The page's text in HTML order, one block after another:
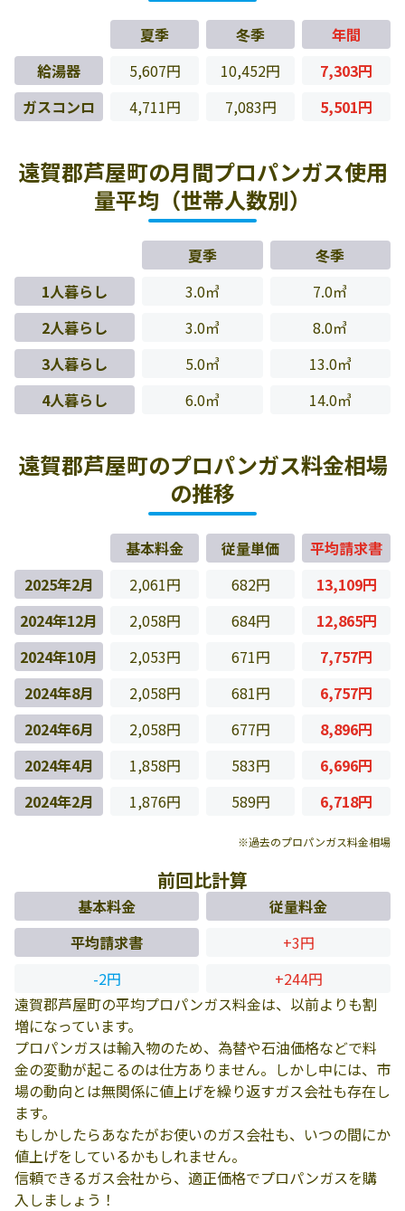
夏季 冬季
年間
給湯器
5,607円 10,452円
7,303円
ガスコンロ
4,711円 7,083円 5,501円
遠賀郡芦屋町の月間プロパンガス使用
量平均（世帯人数別）
夏季
冬季
1人暮らし
3.0㎥
7.0㎥
2人暮らし
3.0㎥
8.0㎥
3人暮らし
5.0㎥
13.0㎥
4人暮らし
6.0㎥ 14.0㎥
遠賀郡芦屋町のプロパンガス料金相場
の推移
基本料金 従量単価
平均請求書
2025年2月
2,061円 682円
13,109円
2024年12月
2,058円 684円
12,865円
2024年10月
2,053円 671円
7,757円
2024年8月
2,058円 681円
6,757円
2024年6月
2,058円 677円
8,896円
2024年4月
1,858円 583円
6,696円
2024年2月
1,876円 589円 6,718円
※過去のプロパンガス料金相場
前回比計算
基本料金
従量料金
平均請求書
+3円
-2円
+244円
遠賀郡芦屋町の平均プロパンガス料金は、以前よりも割
増になっています。
プロパンガスは輸入物のため、為替や石油価格などで料
金の変動が起こるのは仕方ありません。しかし中には、市
場の動向とは無関係に値上げを繰り返すガス会社も存在し
ます。
もしかしたらあなたがお使いのガス会社も、いつの間にか
値上げをしているかもしれません。
信頼できるガス会社から、適正価格でプロパンガスを購
入しましょう！